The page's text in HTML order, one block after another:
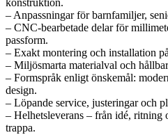
konstruktion.
– Anpassningar för barnfamiljer,
– CNC-bearbetade delar för
passform.
– Exakt montering och installation
– Miljösmarta materialval och
– Formspråk enligt önskemål:
design.
– Löpande service, justeringar och
– Helhetsleverans – från idé,
trappa.